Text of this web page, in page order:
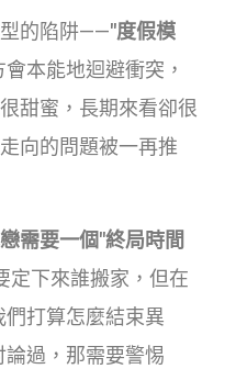
的陷阱——"度假模
本能地迴避衝突，
甜蜜，長期來看卻很
向的問題被一再推
需要一個"終局時間
定下來誰搬家，但在
打算怎麼結束異
過，那需要警惕